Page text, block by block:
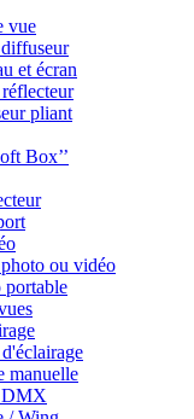
vue
et écran
pliant
Box’’
ou vidéo
portable
manuelle
DMX